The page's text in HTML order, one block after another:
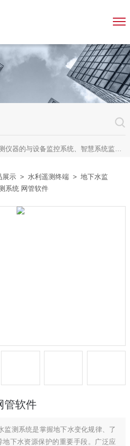
统、智慧系统监测平台、智慧管网监测系统、园区安全生产与消防安全一体化系统
展示 > 水利遥测终端 >地下水监
系统 网管软件
管软件
监测系统是掌握地下水变化规律、了
下水资源保护的重要手段。广泛应